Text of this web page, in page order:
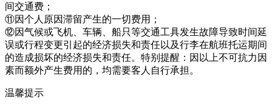
间交通费；
⑪因个人原因滞留产生的一切费用；
⑫因气候或飞机、车辆、船只等交通工具发生故障导致时间延
误或行程变更引起的经济损失和责任以及行李在航班托运期间
的造成损坏的经济损失和责任。特别提醒：因以上不可抗力因
素而额外产生费用的，均需要客人自行承担。
温馨提示